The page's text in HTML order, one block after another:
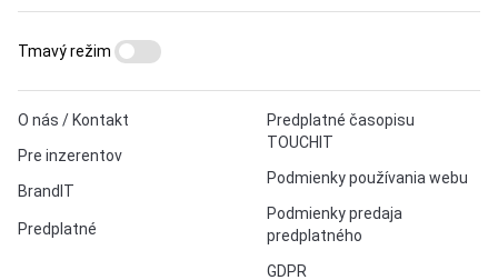
O nás / Kontakt
Pre inzerentov
BrandIT
Predplatné
Predplatné časopisu
TOUCHIT
Podmienky používania webu
Podmienky predaja
predplatného
GDPR
Tmavý režim